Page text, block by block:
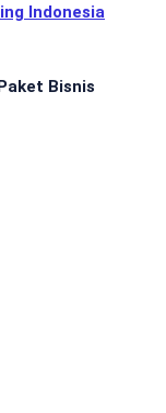
Indonesia
Bisnis